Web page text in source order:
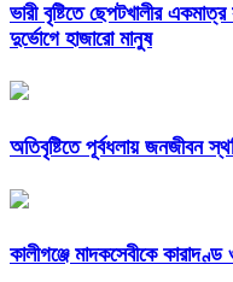
ভারী বৃষ্টিতে ছেপটখালীর
দুর্ভোগে হাজারো মানুষ
অতিবৃষ্টিতে পূর্বধলায় জনজীবন
কালীগঞ্জে মাদকসেবীকে